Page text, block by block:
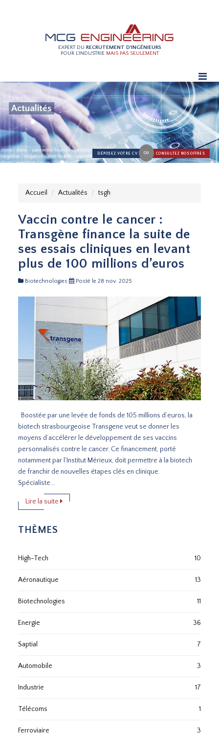
EXPERT DU RECRUTEMENT D'INGÉNIEURS
POUR L'INDUSTRIE MAIS PAS SEULEMENT
Actualités
DÉPOSEZ VOTRE CV OU CONSULTEZ NOS OFFRES
Accueil Actualités tsgh
Vaccin contre le cancer :
Transgène finance la suite de
ses essais cliniques en levant
plus de 100 millions d’euros
Biotechnologies Posté le 28 nov. 2025
Boostée par une levée de fonds de 105 millions d’euros, la
biotech strasbourgeoise Transgene veut se donner les
moyens d’accélérer le développement de ses vaccins
personnalisés contre le cancer. Ce financement, porté
notamment par l’Institut Mérieux, doit permettre à la biotech
de franchir de nouvelles étapes clés en clinique.
Spécialiste...
Lire la suite
THÈMES
High-Tech 10
Aéronautique 13
Biotechnologies 11
Energie 36
Saptial 7
Automobile 3
Industrie 17
Télécoms 1
Ferroviaire 3